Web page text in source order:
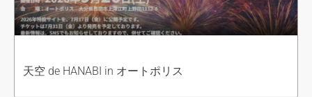
天空 de HANABI in オートポリス